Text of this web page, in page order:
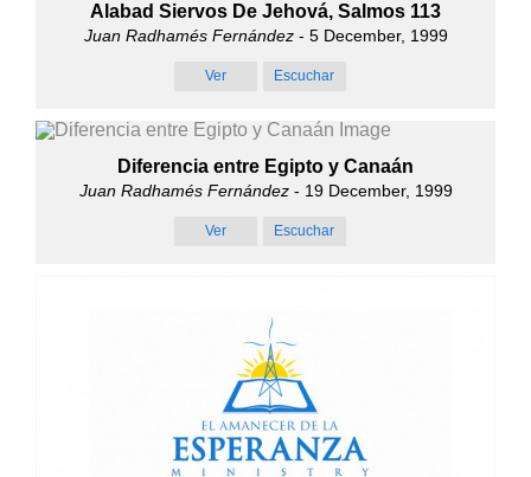
Alabad Siervos De Jehová, Salmos 113
Juan Radhamés Fernández- 5 December, 1999
Ver Escuchar
Diferencia entre Egipto y Canaán
Juan Radhamés Fernández- 19 December, 1999
Ver Escuchar